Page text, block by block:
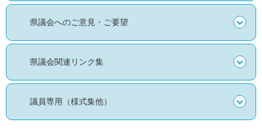
県議会へのご意見・ご要望
県議会関連リンク集
議員専用（様式集他）